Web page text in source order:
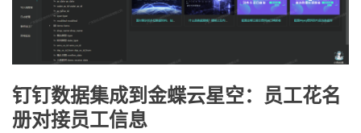
钉钉数据集成到金蝶云星空：员工花名
册对接员工信息